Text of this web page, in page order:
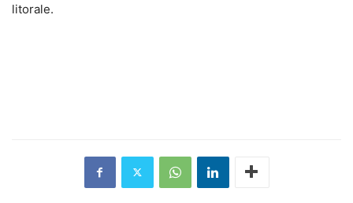
litorale.